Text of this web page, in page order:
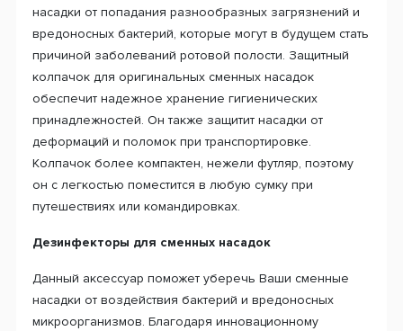
насадки от попадания разнообразных загрязнений и
вредоносных бактерий, которые могут в будущем стать
причиной заболеваний ротовой полости. Защитный
колпачок для оригинальных сменных насадок
обеспечит надежное хранение гигиенических
принадлежностей. Он также защитит насадки от
деформаций и поломок при транспортировке.
Колпачок более компактен, нежели футляр, поэтому
он с легкостью поместится в любую сумку при
путешествиях или командировках.
Дезинфекторы для сменных насадок
Данный аксессуар поможет уберечь Ваши сменные
насадки от воздействия бактерий и вредоносных
микроорганизмов. Благодаря инновационному